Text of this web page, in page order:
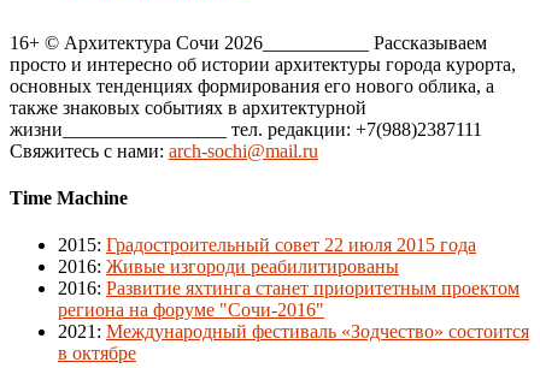
16+ © Архитектура Сочи 2026___________ Рассказываем
просто и интересно об истории архитектуры города курорта,
основных тенденциях формирования его нового облика, а
также знаковых событиях в архитектурной
жизни_________________ тел. редакции: +7(988)2387111
Свяжитесь с нами: arch-sochi@mail.ru
Time Machine
2015: Градостроительный совет 22 июля 2015 года
2016: Живые изгороди реабилитированы
2016: Развитие яхтинга станет приоритетным проектом
региона на форуме "Сочи-2016"
2021 : Международный фестиваль «Зодчество» состоится
в октябре